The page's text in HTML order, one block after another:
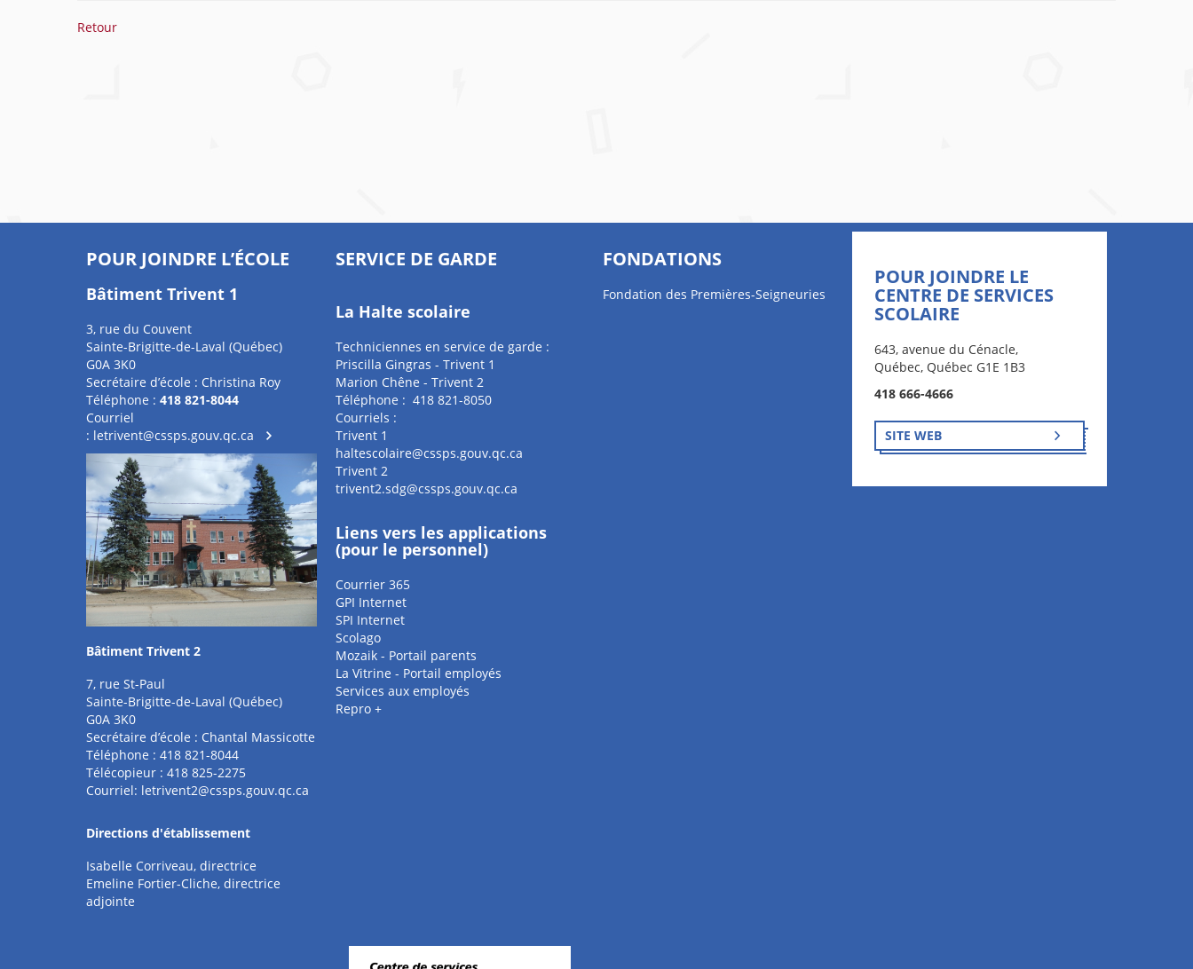
Retour
POUR JOINDRE L’ÉCOLE
Bâtiment Trivent 1
3, rue du Couvent
Sainte-Brigitte-de-Laval (Québec)
G0A 3K0
Secrétaire d’école : Christina Roy
Téléphone : 418 821-8044
Courriel
: letrivent@cssps.gouv.qc.ca
Bâtiment Trivent 2
7, rue St-Paul
Sainte-Brigitte-de-Laval (Québec)
G0A 3K0
Secrétaire d’école : Chantal Massicotte
Téléphone : 418 821-8044
Télécopieur : 418 825-2275
Courriel: letrivent2@cssps.gouv.qc.ca
Directions d'établissement
Isabelle Corriveau, directrice
Emeline Fortier-Cliche, directrice
adjointe
SERVICE DE GARDE
La Halte scolaire
Techniciennes en service de garde :
Priscilla Gingras - Trivent 1
Marion Chêne - Trivent 2
Téléphone : 418 821-8050
Courriels :
Trivent 1
haltescolaire@cssps.gouv.qc.ca
Trivent 2
trivent2.sdg@cssps.gouv.qc.ca
Liens vers les applications
(pour le personnel)
Courrier 365
GPI Internet
SPI Internet
Scolago
Mozaik - Portail parents
La Vitrine - Portail employés
Services aux employés
Repro +
FONDATIONS
Fondation des Premières-Seigneuries
POUR JOINDRE LE
CENTRE DE SERVICES
SCOLAIRE
643, avenue du Cénacle,
Québec, Québec G1E 1B3
418 666-4666
SITE WEB